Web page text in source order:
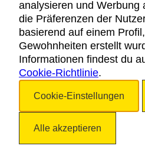
RECHTLICHER
analysieren und Werbung
die Präferenzen der
basierend auf einem
Gewohnheiten erstellt
Informationen findest du
Cookie-Richtlinie.
Cookie-Einstellungen
Alle akzeptieren